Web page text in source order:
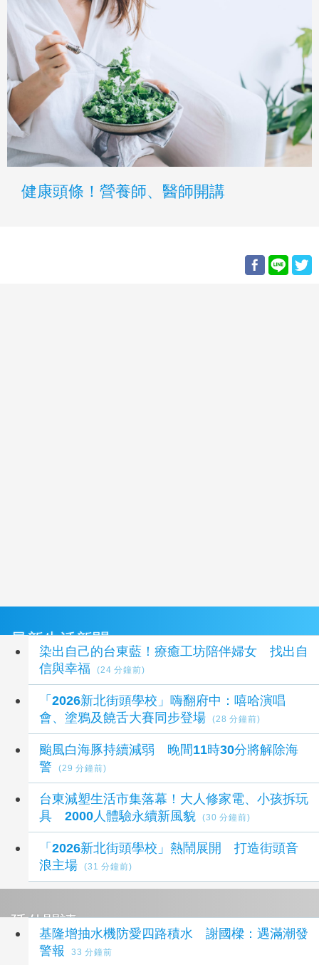
健康頭條！營養師、醫師開講
最新生活新聞
染出自己的台東藍！療癒工坊陪伴婦女 找出自
信與幸福
(24 分鐘前)
「2026新北街頭學校」嗨翻府中：嘻哈演唱
會、塗鴉及饒舌大賽同步登場
(28 分鐘前)
颱風白海豚持續減弱 晚間11時30分將解除海
警
(29 分鐘前)
台東減塑生活市集落幕！大人修家電、小孩拆玩
具 2000人體驗永續新風貌
(30 分鐘前)
「2026新北街頭學校」熱鬧展開 打造街頭音
浪主場
(31 分鐘前)
延伸閱讀
基隆增抽水機防愛四路積水 謝國樑：遇滿潮發
警報
33 分鐘前